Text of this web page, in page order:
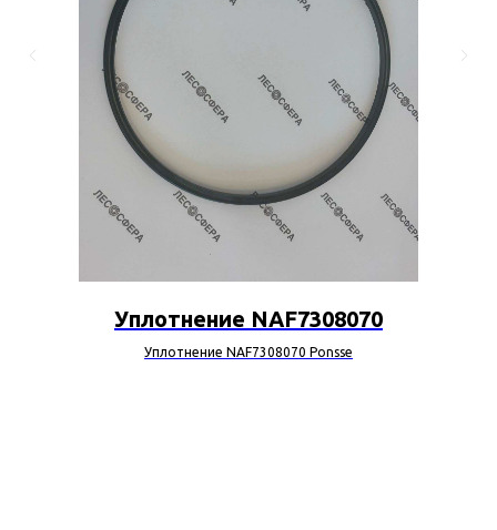
Уплотнение NAF7308070
Уплотнение NAF7308070 Ponsse